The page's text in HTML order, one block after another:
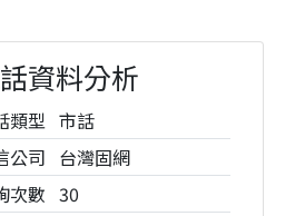
資料分析
類型 市話
公司 台灣固網
次數 30